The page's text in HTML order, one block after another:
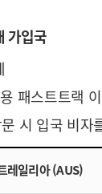
가입국
패스트트랙
시 입국 비자
레일리아 (AUS)